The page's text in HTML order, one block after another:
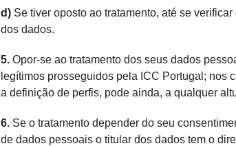
d)Se tiver oposto ao tratamento, até se
dos dados.
5. Opor-se ao tratamento dos seus dados
legítimos prosseguidos pela ICC Portugal; nos
a definição de perfis, pode ainda, a qualquer
6.Se o tratamento depender do seu
de dados pessoais o titular dos dados tem o